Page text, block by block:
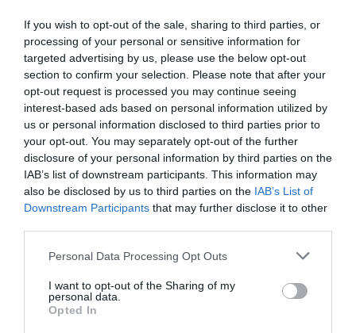
If you wish to opt-out of the sale, sharing to third parties, or
processing of your personal or sensitive information for
targeted advertising by us, please use the below opt-out
section to confirm your selection. Please note that after your
opt-out request is processed you may continue seeing
interest-based ads based on personal information utilized by
us or personal information disclosed to third parties prior to
your opt-out. You may separately opt-out of the further
disclosure of your personal information by third parties on the
IAB’s list of downstream participants. This information may
also be disclosed by us to third parties on the IAB’s List of
Downstream Participants that may further disclose it to other
Personal Data Processing Opt Outs
I want to opt-out of the Sharing of my
personal data.
Opted In
pensem, i més lents del que ens pensem.
Divendres 15 d'agost: Sembla molt però sovint
és poc
Diuen que el cervell humà té trenta mil milions de
neurones.
Dijous 14 d'agost: L’home-massa d’Ortega y
Gasset